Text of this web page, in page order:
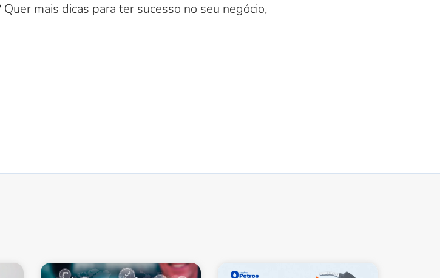
mais dicas para ter sucesso no seu negócio,